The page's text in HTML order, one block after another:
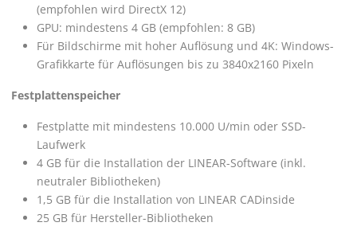
(empfohlen wird DirectX 12)
GPU: mindestens 4 GB (empfohlen: 8 GB)
Für Bildschirme mit hoher Auflösung und 4K: Windows-
Grafikkarte für Auflösungen bis zu 3840x2160 Pixeln
Festplattenspeicher
Festplatte mit mindestens 10.000 U/min oder SSD-
Laufwerk
4 GB für die Installation der LINEAR-Software (inkl.
neutraler Bibliotheken)
1,5 GB für die Installation von LINEAR CADinside
25 GB für Hersteller-Bibliotheken